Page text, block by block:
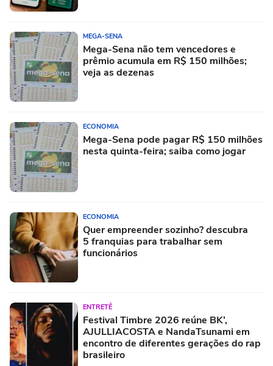
MEGA-SENA
Mega-Sena não tem vencedores e
prêmio acumula em R$ 150 milhões;
veja as dezenas
ECONOMIA
Mega-Sena pode pagar R$ 150 milhões
nesta quinta-feira; saiba como jogar
ECONOMIA
Quer empreender sozinho? descubra
5 franquias para trabalhar sem
funcionários
ENTRETÊ
Festival Timbre 2026 reúne BK’,
AJULLIACOSTA e NandaTsunami em
encontro de diferentes gerações do rap
brasileiro